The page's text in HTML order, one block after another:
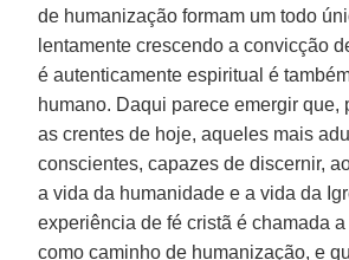
de humanização formam um todo
lentamente crescendo a convicção
é autenticamente espiritual é
humano. Daqui parece emergir que,
as crentes de hoje, aqueles mais
conscientes, capazes de discernir,
a vida da humanidade e a vida da
experiência de fé cristã é chamada
como caminho de humanização, e